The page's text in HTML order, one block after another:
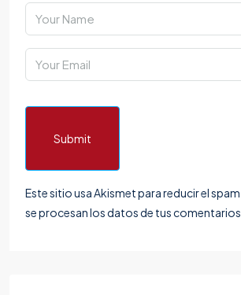
Submit
Este sitio usa Akismet para reducir el spam.
se procesan los datos de tus comentarios.